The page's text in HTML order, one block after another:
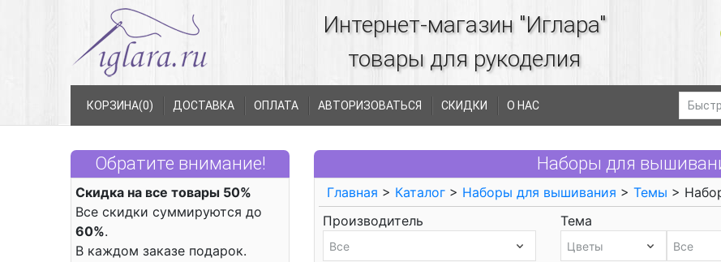
Интернет-магазин "Иглара"
товары для рукоделия
КОРЗИНА(0) ДОСТАВКА ОПЛАТА АВТОРИЗОВАТЬСЯ СКИДКИ О НАС
Обратите внимание!
Скидка на все товары 50%
Все скидки суммируются до
60%.
В каждом заказе подарок.
Наборы для
Главная > Каталог > Наборы для вышивания > Темы >
Производитель
Тема